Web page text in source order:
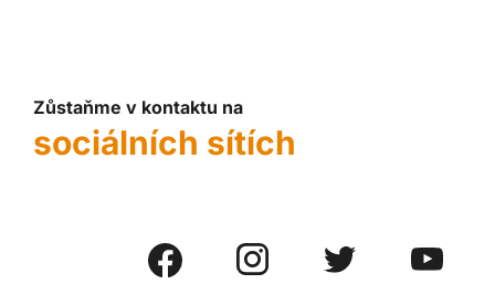
Zůstaňme v kontaktu na
sociálních sítích